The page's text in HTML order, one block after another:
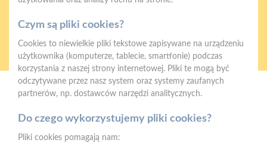
telefoniczne
na terenie całej Polski
Mrówka Myszków
Telefon:34 343 02 01, 607 444 559
Czym są pliki cookies?
Cookies to niewielkie pliki tekstowe zapisywane na urządzeniu
użytkownika (komputerze, tablecie, smartfonie) podczas
korzystania z naszej strony internetowej. Pliki te mogą być
odczytywane przez nasz system oraz systemy zaufanych
partnerów, np. dostawców narzędzi analitycznych.
Do czego wykorzystujemy pliki cookies?
Pliki cookies pomagają nam: